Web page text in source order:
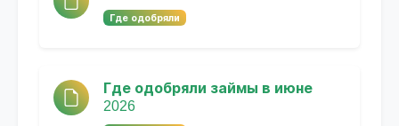
Где одобряли
Где одобряли займы в июне
2026